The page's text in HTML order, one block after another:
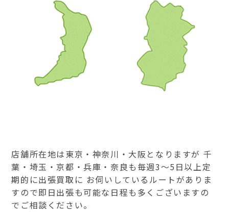
店舗所在地は東京・神奈川・大阪となりますが 千
葉・埼玉・京都・兵庫・奈良も毎週3～5日以上定
期的に出張買取に お伺いしているルートがありま
すので即日出張も可能な日程も多くございますの
でご相談ください。